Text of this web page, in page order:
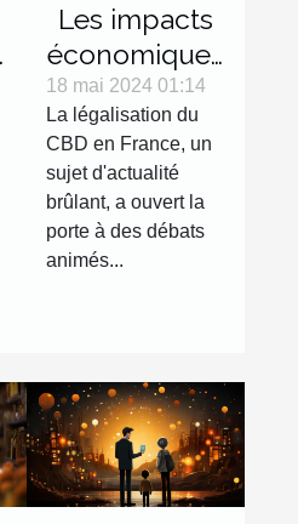
Les impacts
économiques
de la
légalisation
du CBD sur le
marché
français
18 mai 2024 01:14
La légalisation du
CBD en France, un
sujet d'actualité
brûlant, a ouvert la
porte à des débats
animés...